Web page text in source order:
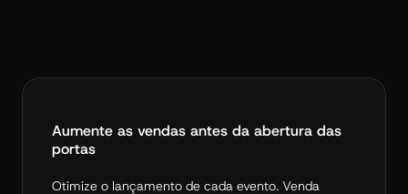
Aumente as vendas antes da abertura das
portas
Otimize o lançamento de cada evento. Venda